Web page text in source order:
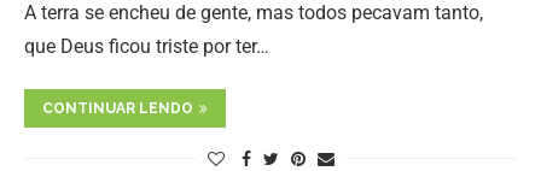
A terra se encheu de gente, mas todos pecavam tanto,
que Deus ficou triste por ter…
CONTINUAR LENDO